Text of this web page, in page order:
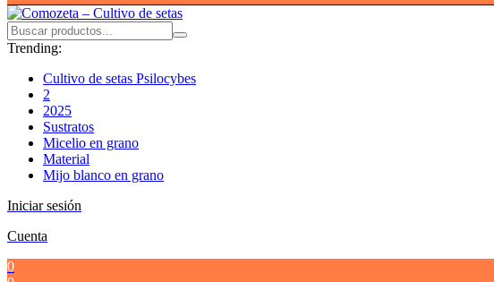
Trending:
Cultivo de setas Psilocybes
2
2025
Sustratos
Micelio en grano
Material
Mijo blanco en grano
Iniciar sesión
Cuenta
0